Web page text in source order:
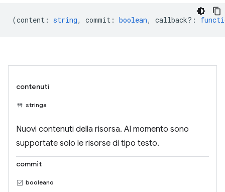
(content : string, commit : boolean, callback? :
contenuti
stringa
Nuovi contenuti della risorsa. Al momento sono
supportate solo le risorse di tipo testo.
commit
booleano